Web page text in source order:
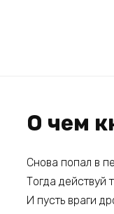
О чем
Снова попал в
Тогда действуй
И пусть враги